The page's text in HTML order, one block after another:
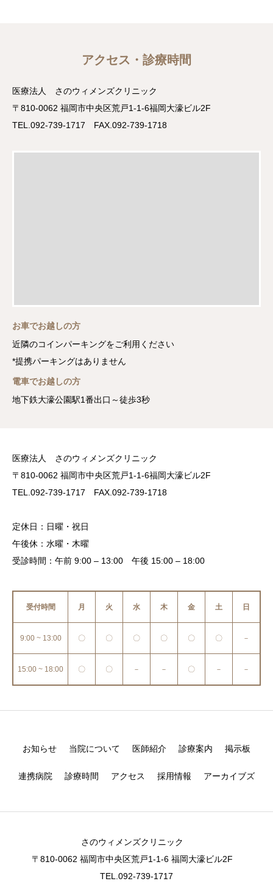
アクセス・診療時間
医療法人 さのウィメンズクリニック
〒810-0062 福岡市中央区荒戸1-1-6福岡大濠ビル2F
TEL.092-739-1717 FAX.092-739-1718
お車でお越しの方
近隣のコインパーキングをご利用ください
*提携パーキングはありません
電車でお越しの方
地下鉄大濠公園駅1番出口～徒歩3秒
医療法人 さのウィメンズクリニック
〒810-0062 福岡市中央区荒戸1-1-6福岡大濠ビル2F
TEL.092-739-1717 FAX.092-739-1718
定休日：日曜・祝日
午後休：水曜・木曜
受診時間：午前 9:00 – 13:00 午後 15:00 – 18:00
受付時間 月 火 水 木 金 土 日
9:00 ~ 13:00 〇 〇 〇 〇 〇 〇 －
15:00 ~ 18:00 〇 〇 － － 〇 － －
お知らせ 当院について 医師紹介 診療案内 掲示板
連携病院 診療時間 アクセス 採用情報 アーカイブズ
さのウィメンズクリニック
〒810-0062 福岡市中央区荒戸1-1-6 福岡大濠ビル2F
TEL.092-739-1717